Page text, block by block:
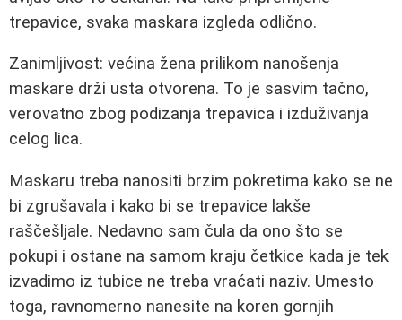
trepavice, svaka maskara izgleda odlično.
Zanimljivost: većina žena prilikom nanošenja
maskare drži usta otvorena. To je sasvim tačno,
verovatno zbog podizanja trepavica i izduživanja
celog lica.
Maskaru treba nanositi brzim pokretima kako se ne
bi zgrušavala i kako bi se trepavice lakše
raščešljale. Nedavno sam čula da ono što se
pokupi i ostane na samom kraju četkice kada je tek
izvadimo iz tubice ne treba vraćati naziv. Umesto
toga, ravnomerno nanesite na koren gornjih